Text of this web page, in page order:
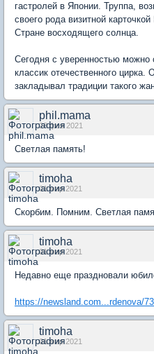
гастролей в Японии. Труппа,
своего рода визитной
Стране восходящего солнца.
Сегодня с уверенностью
классик отечественного цирка.
закладывал традиции такого
phil.mama
28 фев 2021
Светлая память!
timoha
01 мар 2021
Скорбим. Помним. Светлая
timoha
01 мар 2021
Недавно еще праздновали
https://newsland.com...rdenova/
timoha
01 мар 2021